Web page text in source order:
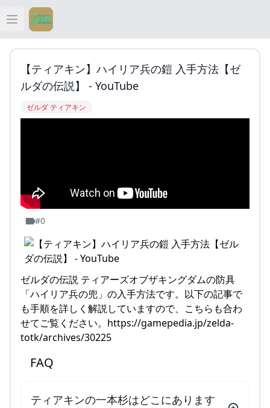
Open main menu
ティアキン
ティアキン 祠
【ティアキン】ハイリア兵の鎧 入手方法【ゼ
ルダの伝説】 - YouTube
ゼルダ ティアキン
#0
ゼルダの伝説 ティアーズオブザキングダムの防具
「ハイリア兵の兜」の入手方法です。以下の記事で
も手順を詳しく解説していますので、こちらも合わ
せてご覧ください。https://gamepedia.jp/zelda-
totk/archives/30225
FAQ
ティアキンの一本杉はどこにあります